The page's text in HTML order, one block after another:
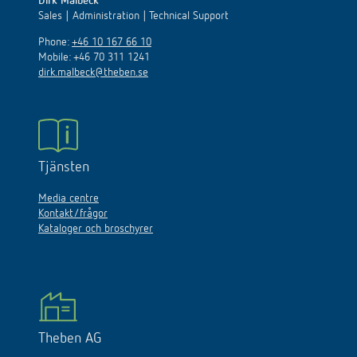
Sales | Administration | Technical Support
Phone: +46 10 167 66 10
Mobile: +46 70 311 1241
dirk.malbeck@theben.se
Tjänsten
Media centre
Kontakt/frågor
Kataloger och broschyrer
Theben AG